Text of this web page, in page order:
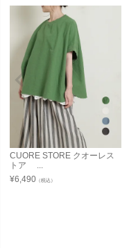
CUORE STORE クオーレス
トア ...
¥6,490 （税込）